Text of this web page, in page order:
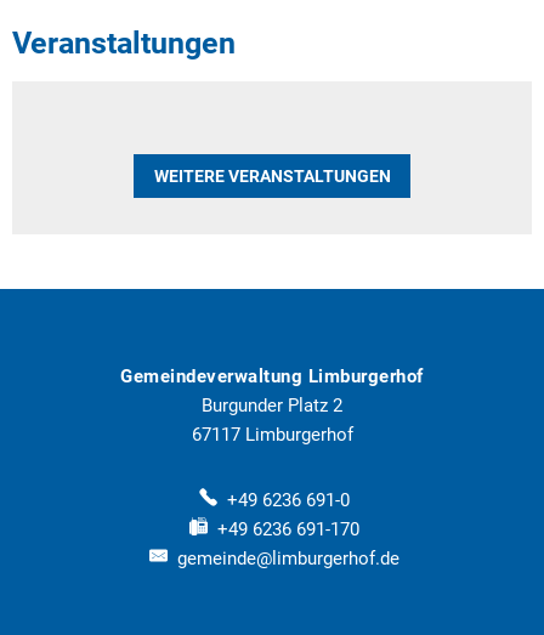
Veranstaltungen
WEITERE VERANSTALTUNGEN
Gemeindeverwaltung Limburgerhof
Burgunder Platz 2
67117 Limburgerhof
+49 6236 691-0
+49 6236 691-170
gemeinde@limburgerhof.de